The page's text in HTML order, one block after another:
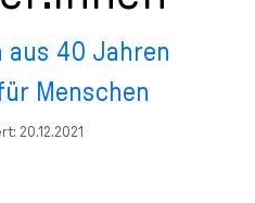
aus 40 Jahren
Menschen
20.12.2021